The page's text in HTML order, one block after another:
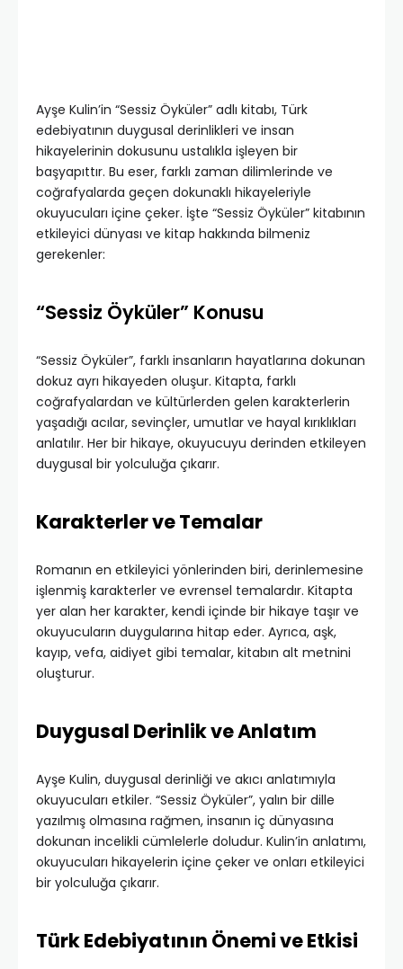
Ayşe Kulin’in “Sessiz Öyküler” adlı kitabı, Türk
edebiyatının duygusal derinlikleri ve insan
hikayelerinin dokusunu ustalıkla işleyen bir
başyapıttır. Bu eser, farklı zaman dilimlerinde ve
coğrafyalarda geçen dokunaklı hikayeleriyle
okuyucuları içine çeker. İşte “Sessiz Öyküler” kitabının
etkileyici dünyası ve kitap hakkında bilmeniz
gerekenler:
“Sessiz Öyküler” Konusu
“Sessiz Öyküler”, farklı insanların hayatlarına dokunan
dokuz ayrı hikayeden oluşur. Kitapta, farklı
coğrafyalardan ve kültürlerden gelen karakterlerin
yaşadığı acılar, sevinçler, umutlar ve hayal kırıklıkları
anlatılır. Her bir hikaye, okuyucuyu derinden etkileyen
duygusal bir yolculuğa çıkarır.
Karakterler ve Temalar
Romanın en etkileyici yönlerinden biri, derinlemesine
işlenmiş karakterler ve evrensel temalardır. Kitapta
yer alan her karakter, kendi içinde bir hikaye taşır ve
okuyucuların duygularına hitap eder. Ayrıca, aşk,
kayıp, vefa, aidiyet gibi temalar, kitabın alt metnini
oluşturur.
Duygusal Derinlik ve Anlatım
Ayşe Kulin, duygusal derinliği ve akıcı anlatımıyla
okuyucuları etkiler. “Sessiz Öyküler”, yalın bir dille
yazılmış olmasına rağmen, insanın iç dünyasına
dokunan incelikli cümlelerle doludur. Kulin’in anlatımı,
okuyucuları hikayelerin içine çeker ve onları etkileyici
bir yolculuğa çıkarır.
Türk Edebiyatının Önemi ve Etkisi